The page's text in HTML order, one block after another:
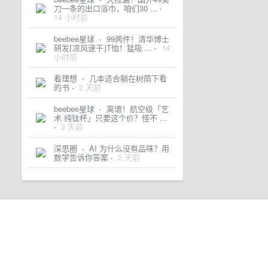
刀一条的出口浴巾，咱们30 ... ·
14 小时前
beebee星球 · 99两件！清华博士
研发⌈凉风速干⌋T恤！猛吸 ... · 14
小时前
看理想 · 几本适合躺在树荫下看
的书 · 2 天前
beebee星球 · 离谱！航空级「艺
术·纯钛杯」只要这个价？怪不 ...
· 2 天前
深思圈 · AI 为什么没有品味？用
数学告诉你答案 · 2 天前